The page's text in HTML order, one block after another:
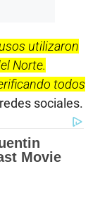
utilizaron
Norte.
todos
sociales.